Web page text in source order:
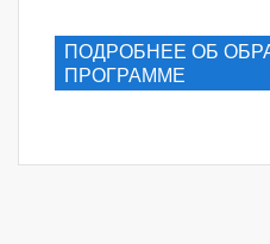
ПОДРОБНЕЕ ОБ
ПРОГРАММЕ